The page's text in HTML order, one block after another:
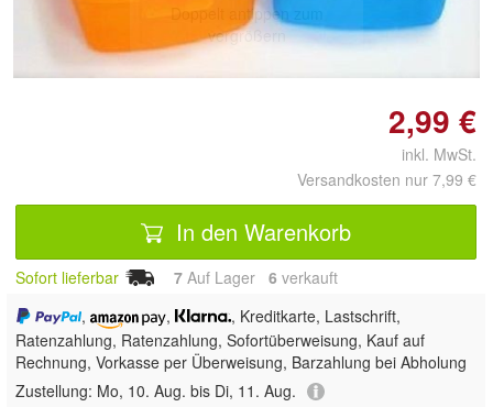
Doppelt antippen zum
vergrößern
2,99 €
inkl. MwSt.
Versandkosten nur 7,99 €
In den Warenkorb
Sofort lieferbar 7 Auf Lager 6 verkauft
,
,
, Kreditkarte, Lastschrift,
Ratenzahlung, Ratenzahlung, Sofortüberweisung, Kauf auf
Rechnung, Vorkasse per Überweisung, Barzahlung bei Abholung
Zustellung: Mo, 10. Aug. bis Di, 11. Aug.